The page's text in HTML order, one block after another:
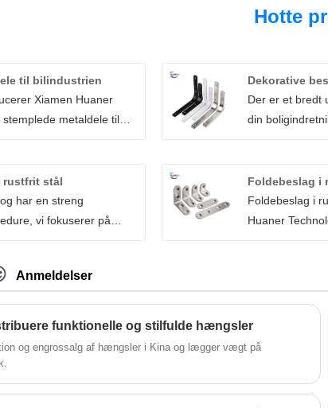
Hotte
til bilindustrien
Xiamen Huaner
metaldele til
stemplinger af
omkostninger og kortere
elektroniske
i stand til at forstå din
takket være vores
metaldele til
Dekorative
Der er et bredt
din
hyldebeslag til
at bruge de
dekoreret
rustfrit stål
har en streng
vi fokuserer på
prøv selv at afslutte et
og produktion af
Foldebeslag i
Foldebeslag i
Huaner
applikationer,
anvendelser
spiseborde i
arbejdsborde i
Anmeldelser
funktionelle og stilfulde hængsler
og engrossalg af hængsler i Kina og lægger vægt på